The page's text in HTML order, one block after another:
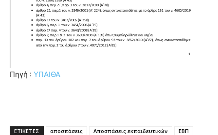
Πηγή : ΥΠΑΙΘΑ
ΕΤΙΚΕΤΕΣ αποσπάσεις Αποσπάσεις εκπαιδευτικών
ΕΒΠ